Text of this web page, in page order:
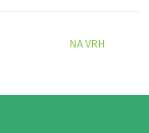
NA VRH